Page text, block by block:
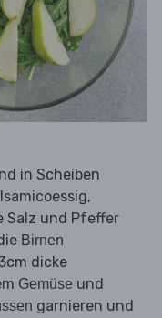
in Scheiben
Salz und Pfeffer
Birnen
dicke
Gemüse und
garnieren und